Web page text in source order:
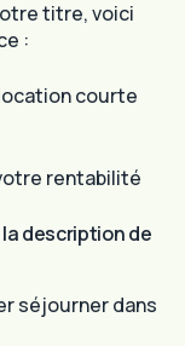
titre, voici
:
courte
rentabilité
la description de
séjourner dans